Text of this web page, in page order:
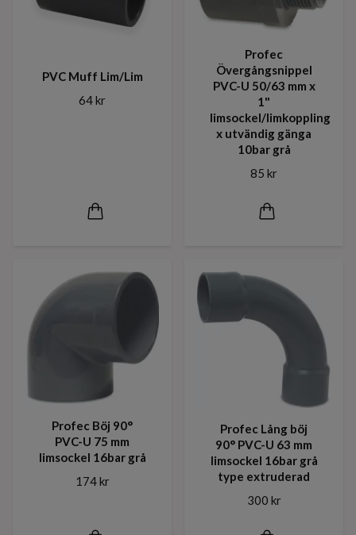
PVC Muff Lim/Lim
64 kr
Profec
Övergångsnippel
PVC-U 50/63 mm x
1"
limsockel/limkoppling
x utvändig gänga
10bar grå
85 kr
Profec Böj 90°
PVC-U 75 mm
limsockel 16bar grå
174 kr
Profec Lång böj
90° PVC-U 63 mm
limsockel 16bar grå
type extruderad
300 kr